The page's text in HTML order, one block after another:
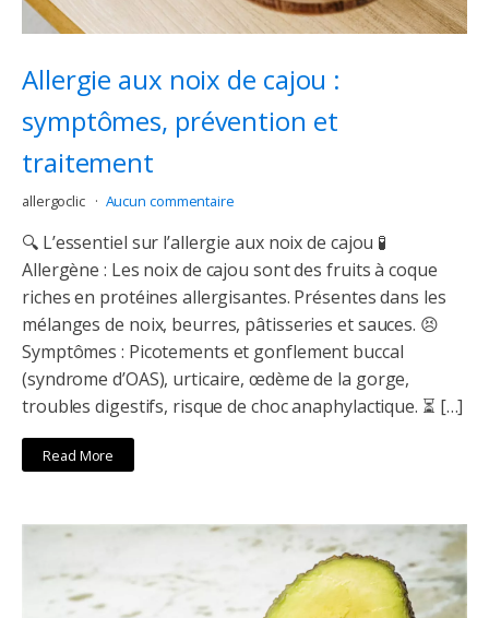
Allergie aux noix de cajou :
symptômes, prévention et
traitement
allergoclic Aucun commentaire
🔍 L’essentiel sur l’allergie aux noix de cajou 🧪
Allergène : Les noix de cajou sont des fruits à coque
riches en protéines allergisantes. Présentes dans les
mélanges de noix, beurres, pâtisseries et sauces. 😣
Symptômes : Picotements et gonflement buccal
(syndrome d’OAS), urticaire, œdème de la gorge,
troubles digestifs, risque de choc anaphylactique. ⏳ […]
Read More